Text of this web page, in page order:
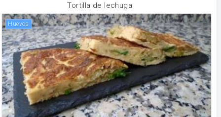
Tortilla de lechuga
huevos